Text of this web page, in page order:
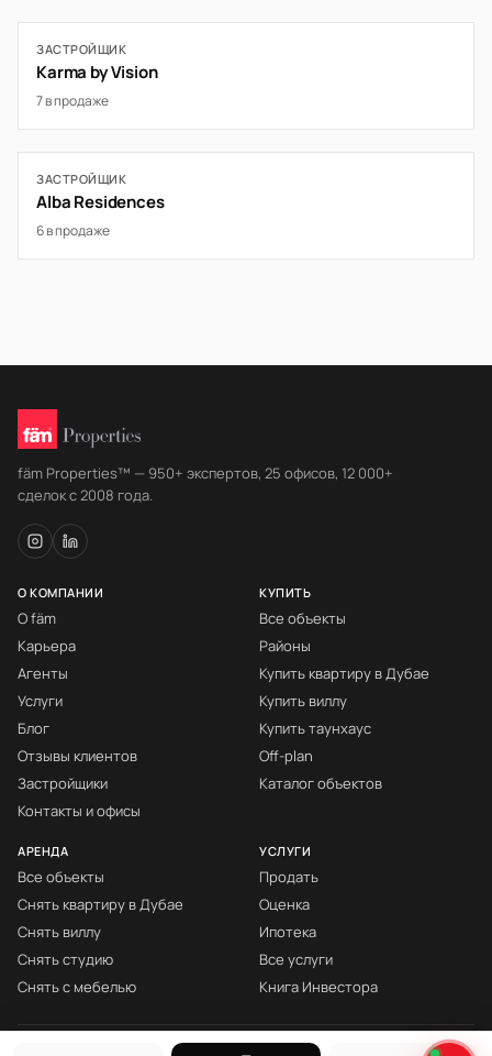
ЗАСТРОЙЩИК
Karma by Vision
7 в продаже
ЗАСТРОЙЩИК
Alba Residences
6 в продаже
fäm Properties™ — 950+ экспертов, 25 офисов, 12 000+
сделок с 2008 года.
О КОМПАНИИ
О fäm
Карьера
Агенты
Услуги
Блог
Отзывы клиентов
Застройщики
Контакты и офисы
КУПИТЬ
Все объекты
Районы
Купить квартиру в Дубае
Купить виллу
Купить таунхаус
Off-plan
Каталог объектов
АРЕНДА
Все объекты
Снять квартиру в Дубае
Снять виллу
Снять студию
Снять с мебелью
УСЛУГИ
Продать
Оценка
Ипотека
Все услуги
Книга Инвестора